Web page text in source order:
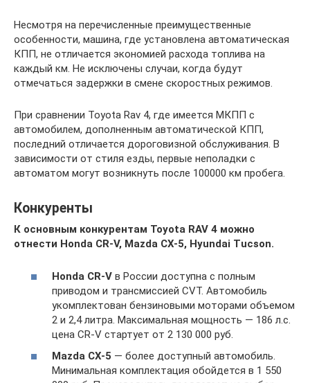
Несмотря на перечисленные преимущественные
особенности, машина, где установлена автоматическая
КПП, не отличается экономией расхода топлива на
каждый км. Не исключены случаи, когда будут
отмечаться задержки в смене скоростных режимов.
При сравнении Toyota Rav 4, где имеется МКПП с
автомобилем, дополненным автоматической КПП,
последний отличается дороговизной обслуживания. В
зависимости от стиля езды, первые неполадки с
автоматом могут возникнуть после 100000 км пробега.
Конкуренты
К основным конкурентам Toyota RAV 4 можно
отнести Honda CR-V, Mazda CX-5, Hyundai Tucson.
Honda CR-V в России доступна с полным
приводом и трансмиссией CVT. Автомобиль
укомплектован бензиновыми моторами объемом
2 и 2,4 литра. Максимальная мощность — 186 л.с.
цена CR-V стартует от 2 130 000 руб.
Mazda CX-5 — более доступный автомобиль.
Минимальная комплектация обойдется в 1 550